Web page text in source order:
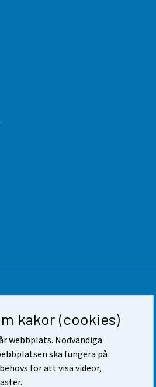
kakor (cookies)
webbplats. Nödvändiga
ska fungera på
för att visa videor,